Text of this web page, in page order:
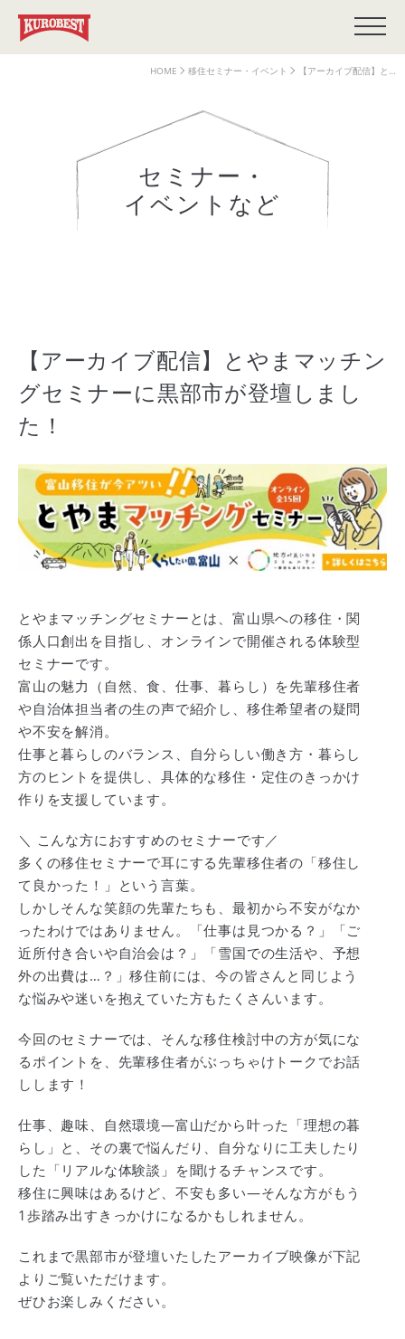
HOME 移住セミナー・イベント 【アーカイブ配信】と…
セミナー・
イベントなど
【アーカイブ配信】とやまマッチン
グセミナーに黒部市が登壇しまし
た！
とやまマッチングセミナーとは、富山県への移住・関
係人口創出を目指し、オンラインで開催される体験型
セミナーです。
富山の魅力（自然、食、仕事、暮らし）を先輩移住者
や自治体担当者の生の声で紹介し、移住希望者の疑問
や不安を解消。
仕事と暮らしのバランス、自分らしい働き方・暮らし
方のヒントを提供し、具体的な移住・定住のきっかけ
作りを支援しています。
＼ こんな方におすすめのセミナーです／
多くの移住セミナーで耳にする先輩移住者の「移住し
て良かった！」という言葉。
しかしそんな笑顔の先輩たちも、最初から不安がなか
ったわけではありません。「仕事は見つかる？」「ご
近所付き合いや自治会は？」「雪国での生活や、予想
外の出費は…？」移住前には、今の皆さんと同じよう
な悩みや迷いを抱えていた方もたくさんいます。
今回のセミナーでは、そんな移住検討中の方が気にな
るポイントを、先輩移住者がぶっちゃけトークでお話
しします！
仕事、趣味、自然環境―富山だから叶った「理想の暮
らし」と、その裏で悩んだり、自分なりに工夫したり
した「リアルな体験談」を聞けるチャンスです。
移住に興味はあるけど、不安も多い―そんな方がもう
1歩踏み出すきっかけになるかもしれません。
これまで黒部市が登壇いたしたアーカイブ映像が下記
よりご覧いただけます。
ぜひお楽しみください。